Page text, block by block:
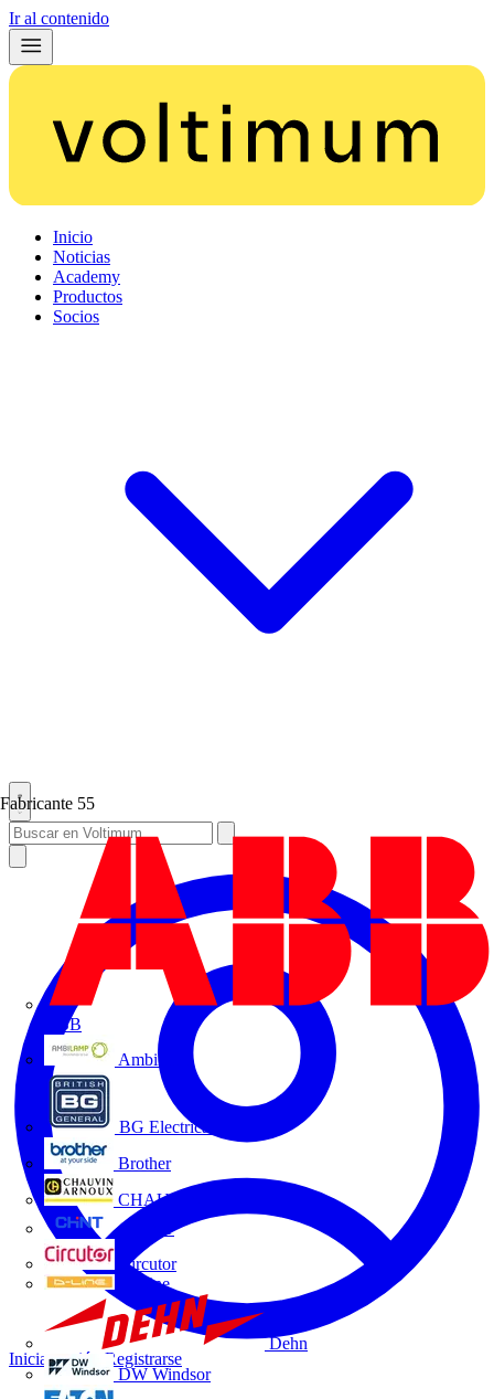
Ir al contenido
Inicio
Noticias
Academy
Productos
Socios
Fabricante 55
ABB
Ambilamp
BG Electrical
Brother
CHAUVIN ARNOUX
CHINT
Circutor
D-Line
Dehn
DW Windsor
Iniciar sesión Registrarse